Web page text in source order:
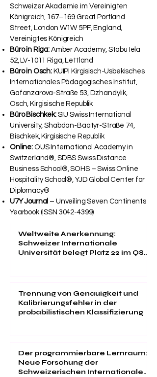
Schweizer Akademie im Vereinigten
Königreich, 167–169 Great Portland
Street, London W1W 5PF, England,
Vereinigtes Königreich
Büro in Riga: Amber Academy, Stabu Iela
52, LV-1011 Riga, Lettland
Büro in Osch: KUIPI Kirgisisch-Usbekisches
Internationales Pädagogisches Institut,
Gafanzarova-Straße 53, Dzhandylik,
Osch, Kirgisische Republik
Büro Bischkek:SIU Swiss International
University, Shabdan-Baatyr-Straße 74,
Bischkek, Kirgisische Republik
Online:OUS International Academy in
Switzerland®, SDBS Swiss Distance
Business School®, SOHS – Swiss Online
Hospitality School®, YJD Global Center for
Diplomacy®
U7Y Journal – Unveiling Seven Continents
Yearbook (ISSN 3042-4399)
Weltweite Anerkennung:
Schweizer Internationale
Universität belegt Platz 22 im QS
Trennung von Genauigkeit und
Kalibrierungsfehler in der
probabilistischen Klassifizierung
Der programmierbare Lernraum:
Neue Forschung der
Schweizerischen Internationalen